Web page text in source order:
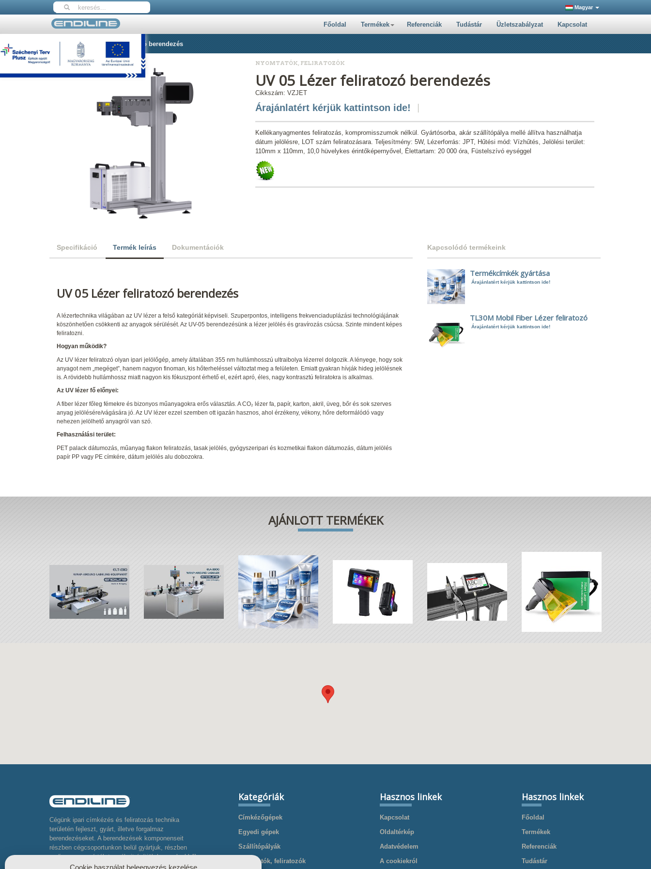
Magyar
Főoldal Termékek Referenciák Tudástár Üzletszabályzat Kapcsolat
Nyitólap UV 05 Lézer feliratozó berendezés
NYOMTATÓK, FELIRATOZÓK
UV 05 Lézer feliratozó berendezés
Cikkszám: VZJET
Árajánlatért kérjük kattintson ide!
Kellékanyagmentes feliratozás, kompromisszumok nélkül. Gyártósorba, akár szállítópálya mellé állítva használhatja
dátum jelölésre, LOT szám feliratozásara. Teljesítmény: 5W, Lézerforrás: JPT, Hűtési mód: Vízhűtés, Jelölési terület:
110mm x 110mm, 10,0 hüvelykes érintőképernyővel, Élettartam: 20 000 óra, Füstelszívó eységgel
Specifikáció Termék leírás Dokumentációk
UV 05 Lézer feliratozó berendezés
A lézertechnika világában az UV lézer a felső kategóriát képviseli. Szuperpontos, intelligens frekvenciaduplázási technológiájának
köszönhetően csökkenti az anyagok sérülését. Az UV-05 berendezésünk a lézer jelölés és gravírozás csúcsa. Szinte mindent képes
feliratozni.
Hogyan működik?
Az UV lézer feliratozó olyan ipari jelölőgép, amely általában 355 nm hullámhosszú ultraibolya lézerrel dolgozik. A lényege, hogy sok
anyagot nem „megéget”, hanem nagyon finoman, kis hőterheléssel változtat meg a felületen. Emiatt gyakran hívják hideg jelölésnek
is. A rövidebb hullámhossz miatt nagyon kis fókuszpont érhető el, ezért apró, éles, nagy kontrasztú feliratokra is alkalmas.
Az UV lézer fő előnyei:
A fiber lézer főleg fémekre és bizonyos műanyagokra erős választás. A CO₂ lézer fa, papír, karton, akril, üveg, bőr és sok szerves
anyag jelölésére/vágására jó. Az UV lézer ezzel szemben ott igazán hasznos, ahol érzékeny, vékony, hőre deformálódó vagy
nehezen jelölhető anyagról van szó.
Felhasználási terület:
PET palack dátumozás, műanyag flakon feliratozás, tasak jelölés, gyógyszeripari és kozmetikai flakon dátumozás, dátum jelölés
papír PP vagy PE címkére, dátum jelölés alu dobozokra.
Kapcsolódó termékeink
Termékcímkék gyártása
Árajánlatért kérjük kattintson ide!
TL30M Mobil Fiber Lézer feliratozó
Árajánlatért kérjük kattintson ide!
AJÁNLOTT TERMÉKEK
Cégünk ipari címkézés és feliratozás technika
területén fejleszt, gyárt, illetve forgalmaz
berendezéseket. A berendezések komponenseit
részben cégcsoportunkon belül gyártjuk, részben
pedig neves gyártók termékeit építjük be, melyekből
komplett összetett berendezéseket készítünk
Kategóriák
Címkézőgépek
Egyedi gépek
Szállítópályák
Nyomtatók, feliratozók
Hasznos linkek
Kapcsolat
Oldaltérkép
Adatvédelem
A cookiekról
Hasznos linkek
Főoldal
Termékek
Referenciák
Tudástár
Cookie használat beleegyezés kezelése